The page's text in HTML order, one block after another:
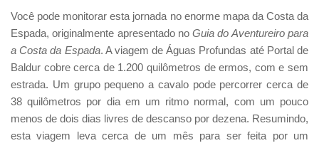
Você pode monitorar esta jornada no enorme mapa da Costa da
Espada, originalmente apresentado noGuia do Aventureiro para
a Costa da Espada. A viagem de Águas Profundas até Portal de
Baldur cobre cerca de 1.200 quilômetros de ermos, com e sem
estrada. Um grupo pequeno a cavalo pode percorrer cerca de
38 quilômetros por dia em um ritmo normal, com um pouco
menos de dois dias livres de descanso por dezena. Resumindo,
esta viagem leva cerca de um mês para ser feita por um